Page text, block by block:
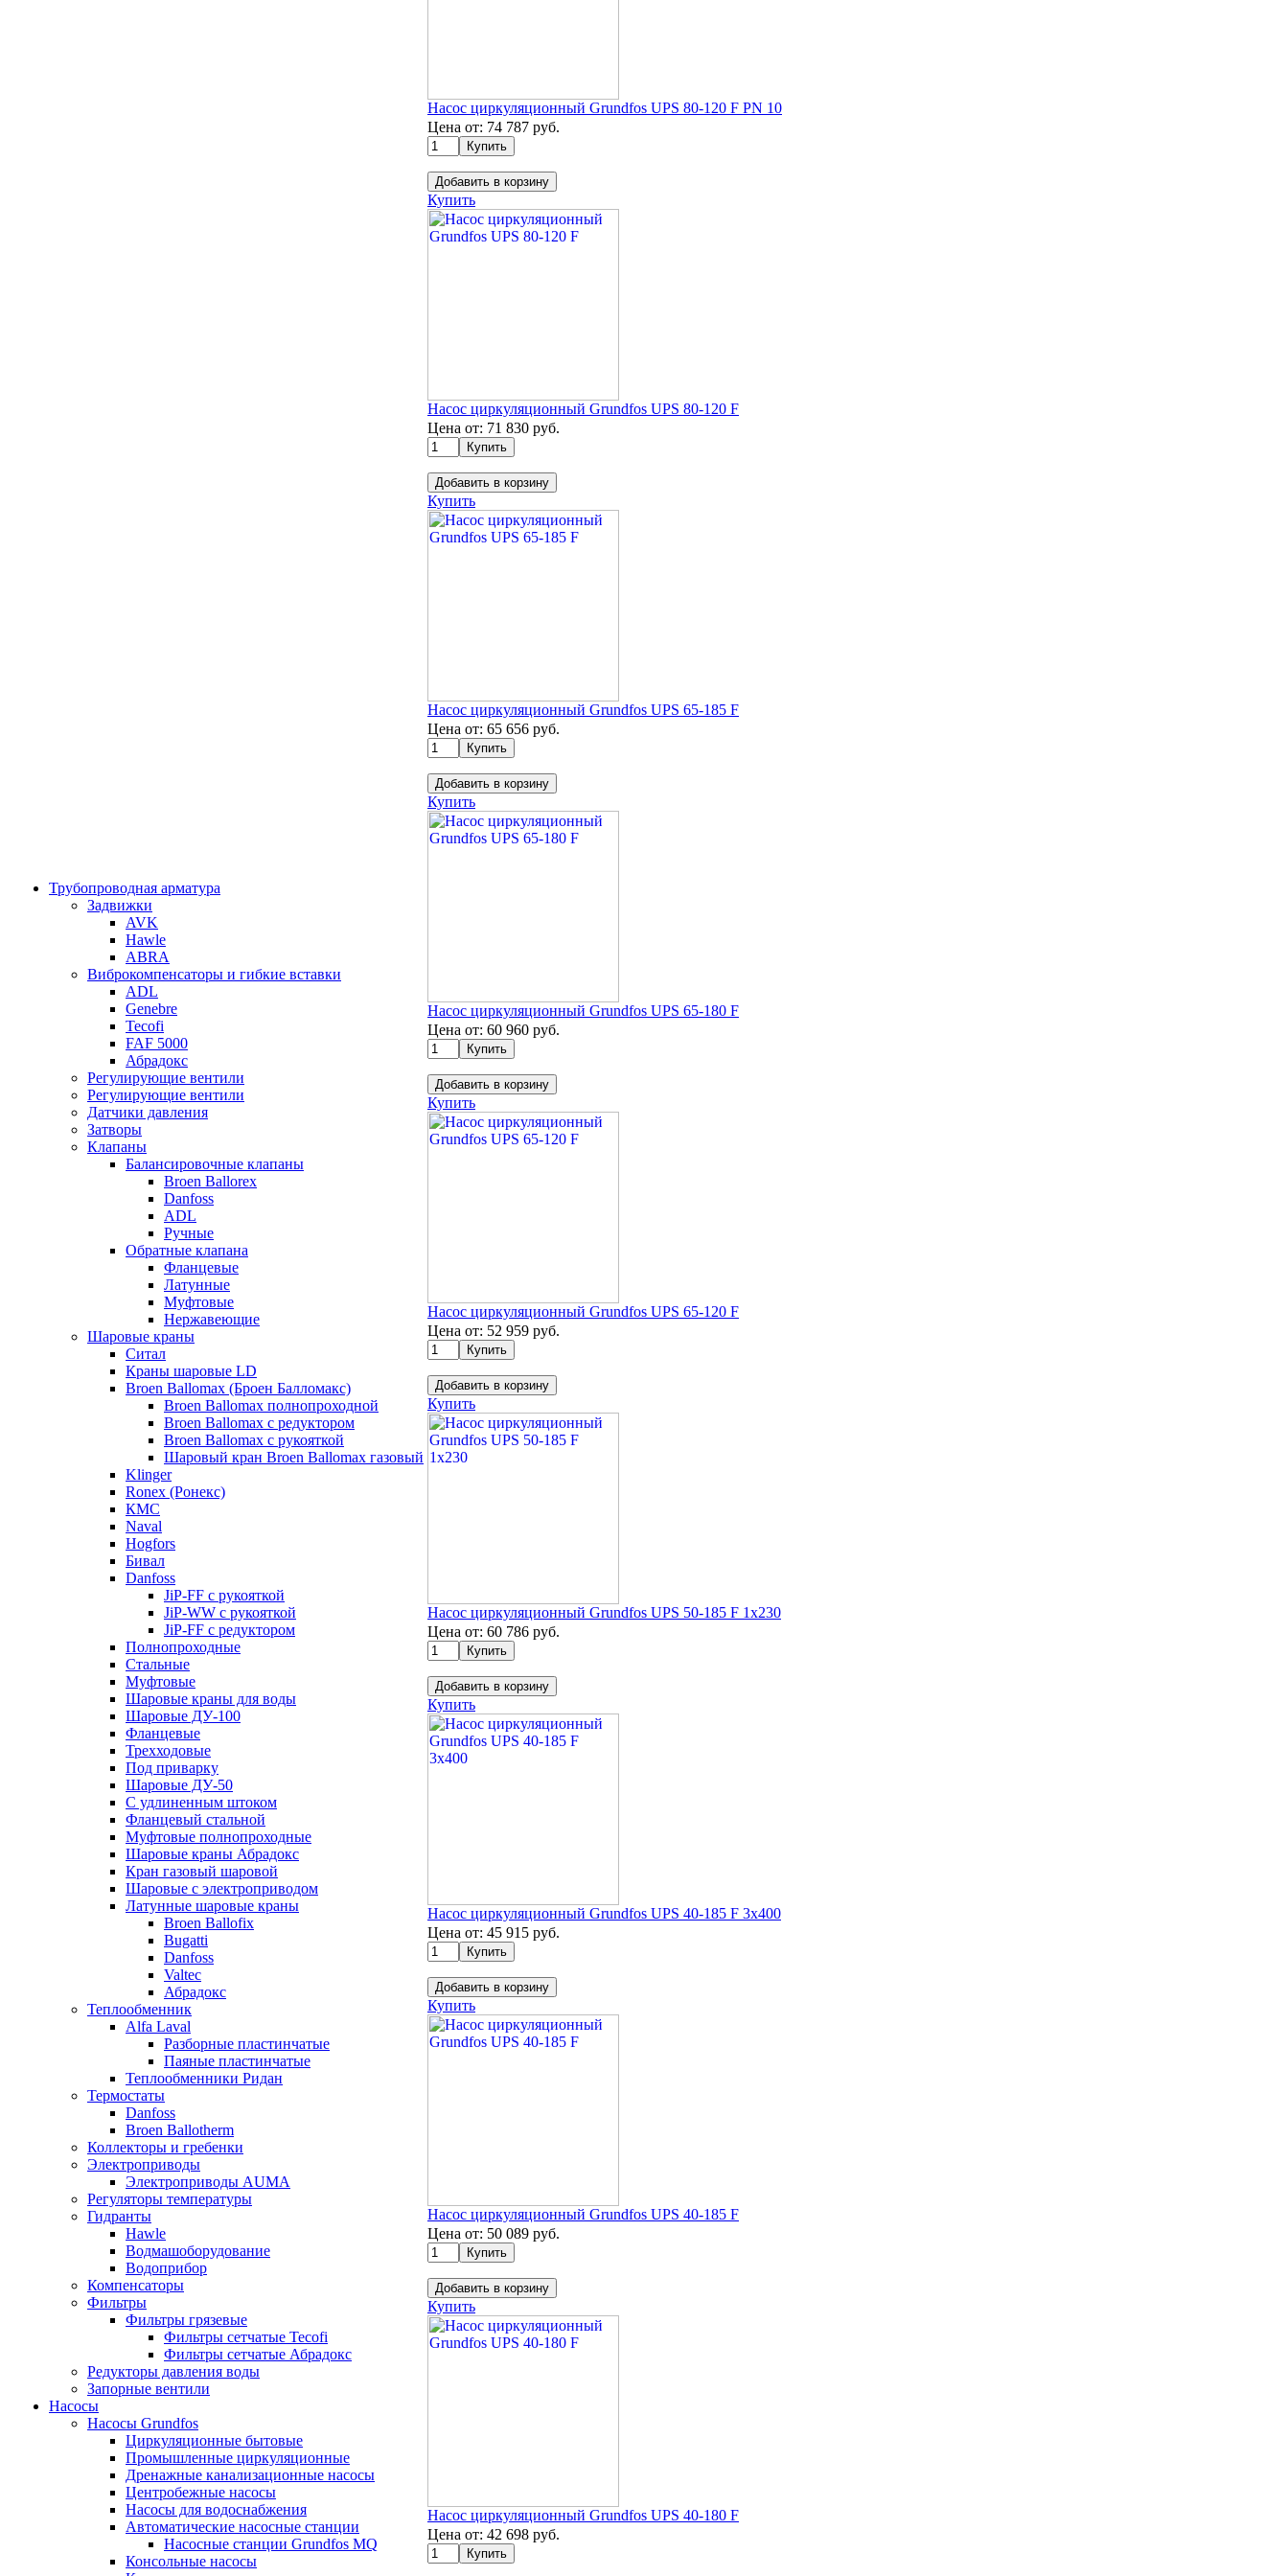
Трубопроводная арматура
Задвижки
AVK
Hawle
ABRA
Виброкомпенсаторы и гибкие вставки
ADL
Genebre
Tecofi
FAF 5000
Абрадокс
Регулирующие вентили
Регулирующие вентили
Датчики давления
Затворы
Клапаны
Балансировочные клапаны
Broen Ballorex
Danfoss
ADL
Ручные
Обратные клапана
Фланцевые
Латунные
Муфтовые
Нержавеющие
Шаровые краны
Ситал
Краны шаровые LD
Broen Ballomax (Броен Балломакс)
Broen Ballomax полнопроходной
Broen Ballomax с редуктором
Broen Ballomax с рукояткой
Шаровый кран Broen Ballomax газовый
Klinger
Ronex (Ронекс)
КМС
Naval
Hogfors
Бивал
Danfoss
JiP-FF с рукояткой
JiP-WW с рукояткой
JiP-FF с редуктором
Полнопроходные
Стальные
Муфтовые
Шаровые краны для воды
Шаровые ДУ-100
Фланцевые
Трехходовые
Под приварку
Шаровые ДУ-50
С удлиненным штоком
Фланцевый стальной
Муфтовые полнопроходные
Шаровые краны Абрадокс
Кран газовый шаровой
Шаровые с электроприводом
Латунные шаровые краны
Broen Ballofix
Bugatti
Danfoss
Valtec
Абрадокс
Теплообменник
Alfa Laval
Разборные пластинчатые
Паяные пластинчатые
Теплообменники Ридан
Термостаты
Danfoss
Broen Ballotherm
Коллекторы и гребенки
Электроприводы
Электроприводы AUMA
Регуляторы температуры
Гидранты
Hawle
Водмашоборудование
Водоприбор
Компенсаторы
Фильтры
Фильтры грязевые
Фильтры сетчатые Tecofi
Фильтры сетчатые Абрадокс
Редукторы давления воды
Запорные вентили
Насосы
Насосы Grundfos
Циркуляционные бытовые
Промышленные циркуляционные
Дренажные канализационные насосы
Центробежные насосы
Насосы для водоснабжения
Автоматические насосные станции
Насосные станции Grundfos MQ
Консольные насосы
Насос циркуляционный Grundfos UPS 80-120 F PN 10
Цена от: 74 787 руб.
Добавить в корзину
Купить
Насос циркуляционный Grundfos UPS 80-120 F
Цена от: 71 830 руб.
Добавить в корзину
Купить
Насос циркуляционный Grundfos UPS 65-185 F
Цена от: 65 656 руб.
Добавить в корзину
Купить
Насос циркуляционный Grundfos UPS 65-180 F
Цена от: 60 960 руб.
Добавить в корзину
Купить
Насос циркуляционный Grundfos UPS 65-120 F
Цена от: 52 959 руб.
Добавить в корзину
Купить
Насос циркуляционный Grundfos UPS 50-185 F 1х230
Цена от: 60 786 руб.
Добавить в корзину
Купить
Насос циркуляционный Grundfos UPS 40-185 F 3х400
Цена от: 45 915 руб.
Добавить в корзину
Купить
Насос циркуляционный Grundfos UPS 40-185 F
Цена от: 50 089 руб.
Добавить в корзину
Купить
Насос циркуляционный Grundfos UPS 40-180 F
Цена от: 42 698 руб.